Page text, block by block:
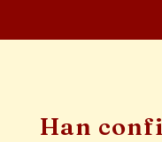
Han